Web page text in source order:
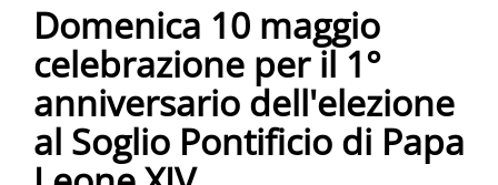
Domenica 10 maggio
celebrazione per il 1°
anniversario dell'elezione
al Soglio Pontificio di Papa